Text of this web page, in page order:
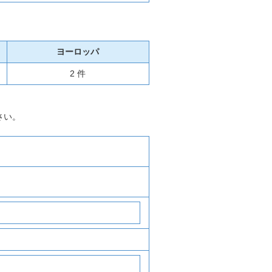
ヨーロッパ
2 件
。